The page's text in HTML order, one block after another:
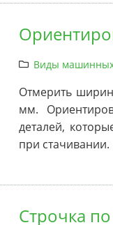
Виды
Отмерить
мм.
деталей,
при
Строчка